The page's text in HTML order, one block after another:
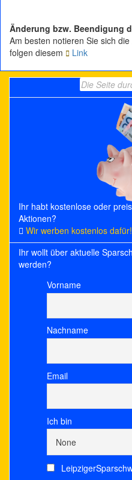
Änderung bzw. Beendigung
Am besten notieren Sie sich
folgen diesem
Link
for:
Ihr habt kostenlose oder
Aktionen?
Wir werben kostenlos dafür!
Ihr wollt über aktuelle
werden?
Vorname
Nachname
Email
Ich bin